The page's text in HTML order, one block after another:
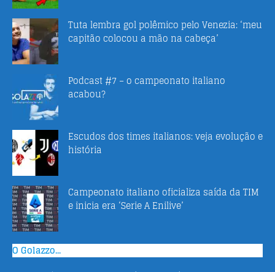
Tuta lembra gol polêmico pelo Venezia: ‘meu
capitão colocou a mão na cabeça’
Podcast #7 – o campeonato italiano
acabou?
Escudos dos times italianos: veja evolução e
história
Campeonato italiano oficializa saída da TIM
e inicia era ‘Serie A Enilive’
O Golazzo...